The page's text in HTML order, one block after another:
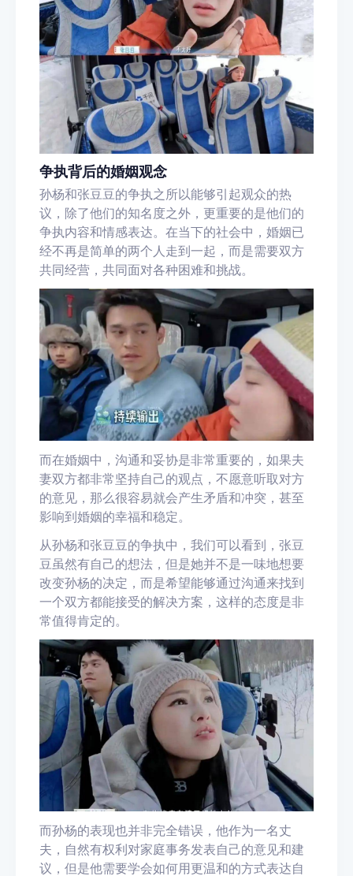
争执背后的婚姻观念
孙杨和张豆豆的争执之所以能够引起观众的热
议，除了他们的知名度之外，更重要的是他们的
争执内容和情感表达。在当下的社会中，婚姻已
经不再是简单的两个人走到一起，而是需要双方
共同经营，共同面对各种困难和挑战。
而在婚姻中，沟通和妥协是非常重要的，如果夫
妻双方都非常坚持自己的观点，不愿意听取对方
的意见，那么很容易就会产生矛盾和冲突，甚至
影响到婚姻的幸福和稳定。
从孙杨和张豆豆的争执中，我们可以看到，张豆
豆虽然有自己的想法，但是她并不是一味地想要
改变孙杨的决定，而是希望能够通过沟通来找到
一个双方都能接受的解决方案，这样的态度是非
常值得肯定的。
而孙杨的表现也并非完全错误，他作为一名丈
夫，自然有权利对家庭事务发表自己的意见和建
议，但是他需要学会如何用更温和的方式表达自